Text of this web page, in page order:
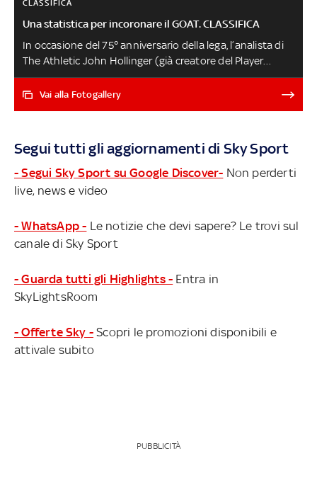
CLASSIFICA
Una statistica per incoronare il GOAT. CLASSIFICA
In occasione del 75° anniversario della lega, l’analista di
The Athletic John Hollinger (già creatore del Player
Efficiency Rating e ex dirigente dei Memphis Grizzlies) ha
creato una nuova statistica chiamata 'GOAT Points',
NBA. Ecco i risultati dei suoi calcoli
Vai alla Fotogallery
Segui tutti gli aggiornamenti di Sky Sport
- Segui Sky Sport su Google Discover- Non perderti
live, news e video
- WhatsApp - Le notizie che devi sapere? Le trovi sul
canale di Sky Sport
- Guarda tutti gli Highlights - Entra in
SkyLightsRoom
- Offerte Sky - Scopri le promozioni disponibili e
attivale subito
PUBBLICITÀ